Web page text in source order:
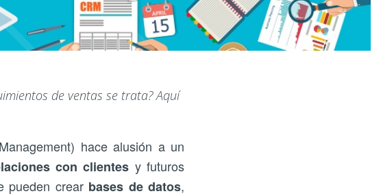
de ventas se trata? Aquí
hace alusión a un
con clientes y futuros
pueden crear bases de datos,